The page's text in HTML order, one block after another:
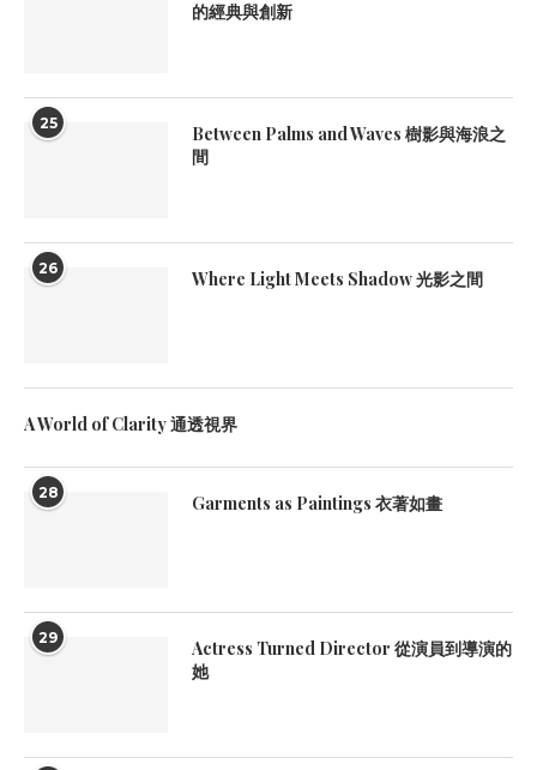
的經典與創新
25
Between Palms and Waves 樹影與海浪之
間
26 Where Light Meets Shadow 光影之間
A World of Clarity 通透視界
28 Garments as Paintings 衣著如畫
29
Actress Turned Director 從演員到導演的
她